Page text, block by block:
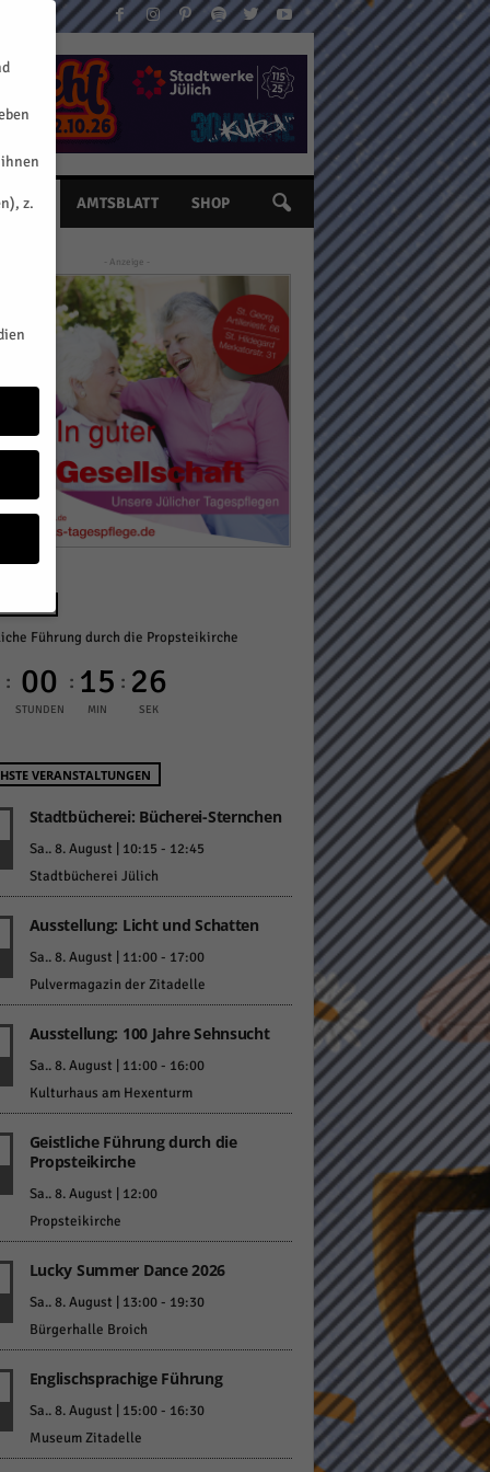
AMTSBLATT SHOP
- Anzeige -
Führung durch die Propsteikirche
: 00
STUNDEN
: 15
MIN
: 25
SEK
VERANSTALTUNGEN
Stadtbücherei: Bücherei-Sternchen
Sa.. 8. August | 10:15 - 12:45
Stadtbücherei Jülich
Ausstellung: Licht und Schatten
Sa.. 8. August | 11:00- 17:00
Pulvermagazin der Zitadelle
Ausstellung: 100 Jahre Sehnsucht
Sa.. 8. August | 11:00- 16:00
Kulturhaus am Hexenturm
Geistliche Führung durch die
Propsteikirche
Sa.. 8. August | 12:00
Propsteikirche
Lucky Summer Dance 2026
Sa.. 8. August | 13:00- 19:30
Bürgerhalle Broich
Englischsprachige Führung
Sa.. 8. August | 15:00- 16:30
Museum Zitadelle
z.
z.
Zurück
Statistiken
Marketing
Externe Medien